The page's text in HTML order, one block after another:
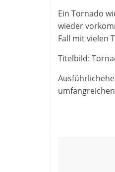
Ein Tornado
wieder
Fall mit vielen
Titelbild: